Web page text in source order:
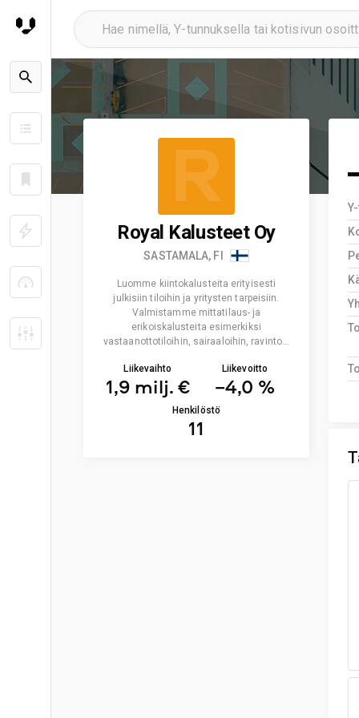
R
Royal Kalusteet Oy
SASTAMALA, FI
Luomme kiintokalusteita erityisesti
julkisiin tiloihin ja yritysten tarpeisiin.
Valmistamme mittatilaus- ja
erikoiskalusteita esimerkiksi
vastaanottotiloihin, sairaaloihin, ravinto…
Liikevaihto
1,9 milj. €
Liikevoitto
−4,0 %
Henkilöstö
11